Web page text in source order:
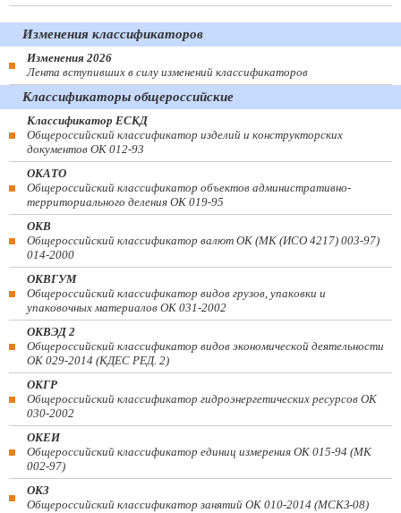
Изменения классификаторов
Изменения 2026
Лента вступивших в силу изменений классификаторов
Классификаторы общероссийские
Классификатор ЕСКД
Общероссийский классификатор изделий и конструкторских
документов ОК 012-93
ОКАТО
Общероссийский классификатор объектов административно-
территориального деления ОК 019-95
ОКВ
Общероссийский классификатор валют ОК (МК (ИСО 4217) 003-97)
014-2000
ОКВГУМ
Общероссийский классификатор видов грузов, упаковки и
упаковочных материалов ОК 031-2002
ОКВЭД 2
Общероссийский классификатор видов экономической деятельности
ОК 029-2014 (КДЕС РЕД. 2)
ОКГР
Общероссийский классификатор гидроэнергетических ресурсов ОК
030-2002
ОКЕИ
Общероссийский классификатор единиц измерения ОК 015-94 (МК
002-97)
ОКЗ
Общероссийский классификатор занятий ОК 010-2014 (МСКЗ-08)